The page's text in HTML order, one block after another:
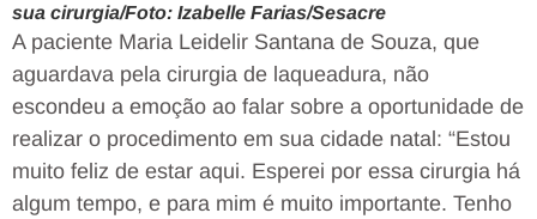
sua cirurgia/Foto: Izabelle Farias/Sesacre
A paciente Maria Leidelir Santana de Souza, que
aguardava pela cirurgia de laqueadura, não
escondeu a emoção ao falar sobre a oportunidade de
realizar o procedimento em sua cidade natal: “Estou
muito feliz de estar aqui. Esperei por essa cirurgia há
algum tempo, e para mim é muito importante. Tenho